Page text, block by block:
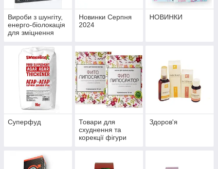
Вироби з шунгіту,
енерго-біолокація
для зміцнення
профілактики
хвороб
Новинки Серпня
2024
НОВИНКИ
Суперфуд
Товари для
схуднення та
корекції фігури
Здоров'я